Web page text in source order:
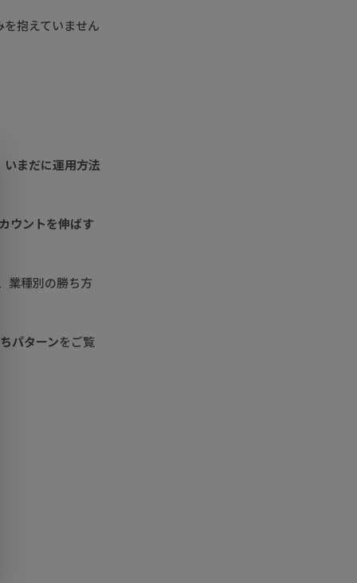
抱えていません
いまだに運用方法
ウントを伸ばす
業種別の勝ち方
ちパターンをご覧